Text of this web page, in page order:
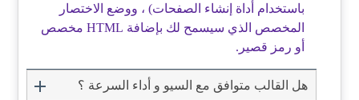
باستخدام أداة إنشاء الصفحات) ، ووضع الاختصار
المخصص الذي سيسمح لك بإضافة HTML مخصص
أو رمز قصير.
هل القالب متوافق مع السيو و أداء السرعة ؟